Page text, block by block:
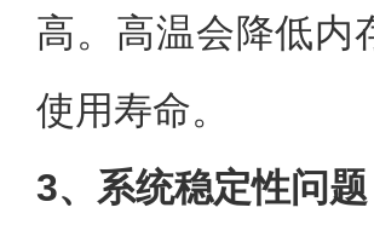
高。高温会降低内
使用寿命。
3、系统稳定性问题